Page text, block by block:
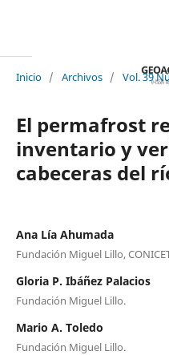
Inicio / Archivos / Vol. 39
El permafrost
inventario y
cabeceras del
Ana Lía Ahumada
Fundación Miguel Lillo,
Gloria P. Ibáñez Palacios
Fundación Miguel Lillo.
Mario A. Toledo
Fundación Miguel Lillo.